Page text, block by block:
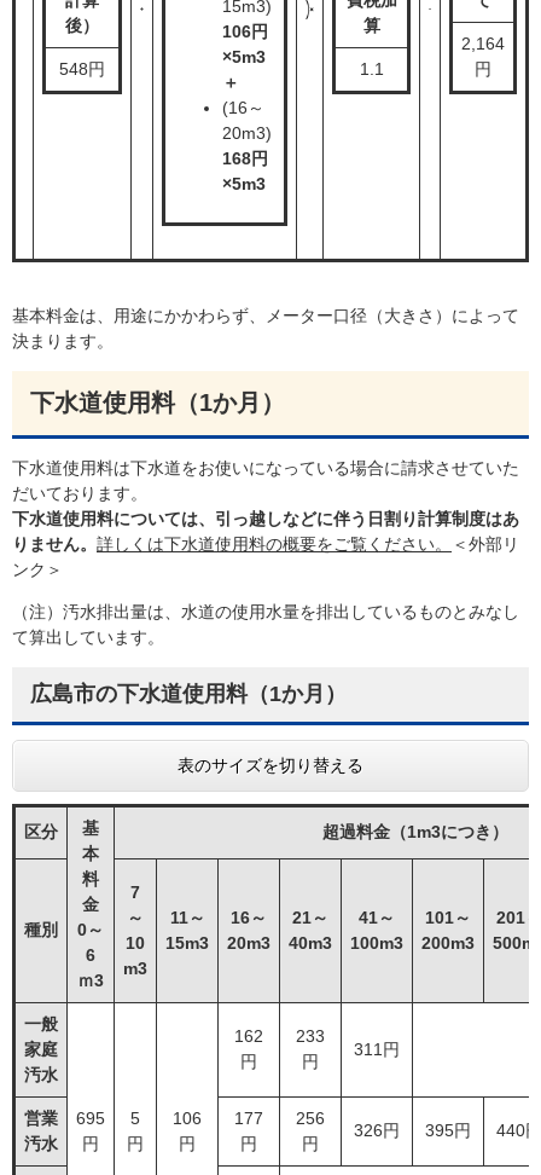
後）
548円
15m3)
106円
×5m3
＋
(16～
20m3)
168円
×5m3
算
1.1
2,164
円
基本料金は、用途にかかわらず、メーター口径（大きさ）によって
決まります。
下水道使用料（1か月）
下水道使用料は下水道をお使いになっている場合に請求させていた
だいております。
下水道使用料については、引っ越しなどに伴う日割り計算制度はあ
りません。 詳しくは下水道使用料​の概要をご覧ください。
＜外部リ
ンク＞
（注）汚水排出量は、水道の使用水量を排出しているものとみなし
て算出しています。​
広島市の下水道使用料（1か月）
表のサイズを切り替える
区分
基
本
料
金
0～
6
ｍ3
超過料金（1m3につき）
種別
7
～
10
m3
11～
15m3
16～
20m3
21～
40m3
41～
100m3
101～
200m3
201～
一般
家庭
汚水
695
円
5
円
106
円
162
円
233
円
311円
営業
汚水
177
円
256
円
326円 395円 440円